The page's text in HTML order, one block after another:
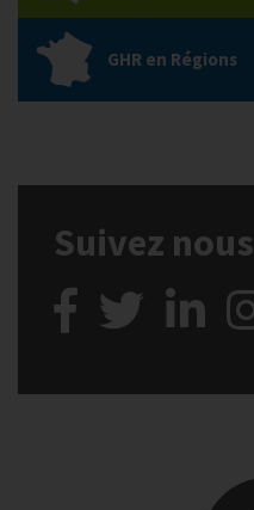
GHR en Régions
Suivez nous